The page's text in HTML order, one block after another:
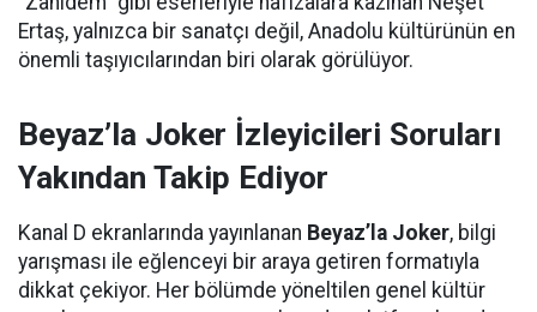
Ertaş, yalnızca bir sanatçı değil, Anadolu kültürünün en
önemli taşıyıcılarından biri olarak görülüyor.
Beyaz’la Joker İzleyicileri Soruları
Yakından Takip Ediyor
Kanal D ekranlarında yayınlanan Beyaz’la Joker, bilgi
yarışması ile eğlenceyi bir araya getiren formatıyla
dikkat çekiyor. Her bölümde yöneltilen genel kültür